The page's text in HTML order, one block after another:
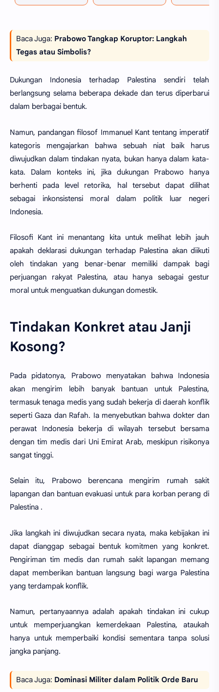
Baca Juga: Prabowo Tangkap Koruptor: Langkah
Tegas atau Simbolis?
Dukungan Indonesia terhadap Palestina sendiri telah
berlangsung selama beberapa dekade dan terus diperbarui
dalam berbagai bentuk.
Namun, pandangan filosof Immanuel Kant tentang imperatif
kategoris mengajarkan bahwa sebuah niat baik harus
diwujudkan dalam tindakan nyata, bukan hanya dalam kata-
kata. Dalam konteks ini, jika dukungan Prabowo hanya
berhenti pada level retorika, hal tersebut dapat dilihat
sebagai inkonsistensi moral dalam politik luar negeri
Indonesia.
Filosofi Kant ini menantang kita untuk melihat lebih jauh
apakah deklarasi dukungan terhadap Palestina akan diikuti
oleh tindakan yang benar-benar memiliki dampak bagi
perjuangan rakyat Palestina, atau hanya sebagai gestur
moral untuk menguatkan dukungan domestik.
Tindakan Konkret atau Janji
Kosong?
Pada pidatonya, Prabowo menyatakan bahwa Indonesia
akan mengirim lebih banyak bantuan untuk Palestina,
termasuk tenaga medis yang sudah bekerja di daerah konflik
seperti Gaza dan Rafah. Ia menyebutkan bahwa dokter dan
perawat Indonesia bekerja di wilayah tersebut bersama
dengan tim medis dari Uni Emirat Arab, meskipun risikonya
sangat tinggi.
Selain itu, Prabowo berencana mengirim rumah sakit
lapangan dan bantuan evakuasi untuk para korban perang di
Palestina .
Jika langkah ini diwujudkan secara nyata, maka kebijakan ini
dapat dianggap sebagai bentuk komitmen yang konkret.
Pengiriman tim medis dan rumah sakit lapangan memang
dapat memberikan bantuan langsung bagi warga Palestina
yang terdampak konflik.
Namun, pertanyaannya adalah apakah tindakan ini cukup
untuk memperjuangkan kemerdekaan Palestina, ataukah
hanya untuk memperbaiki kondisi sementara tanpa solusi
jangka panjang.
Baca Juga: Dominasi Militer dalam Politik Orde Baru